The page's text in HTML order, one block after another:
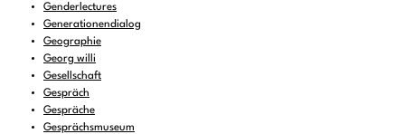
Genderlectures
Generationendialog
Geographie
Georg willi
Gesellschaft
Gespräch
Gespräche
Gesprächsmuseum